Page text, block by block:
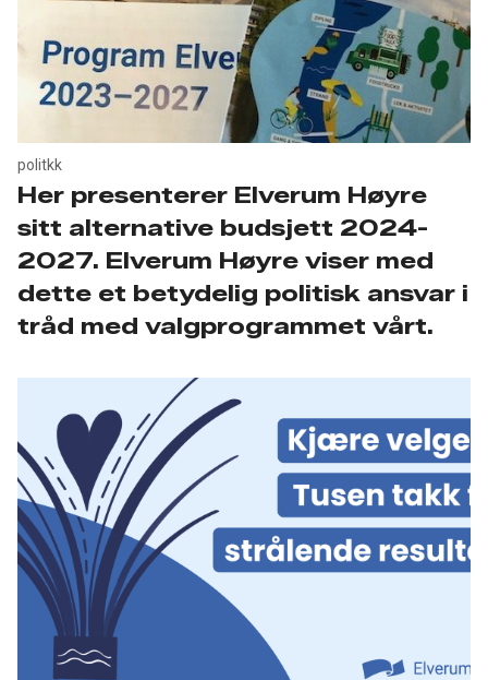
politkk
Her presenterer Elverum Høyre
sitt alternative budsjett 2024-
2027. Elverum Høyre viser med
dette et betydelig politisk ansvar i
tråd med valgprogrammet vårt.